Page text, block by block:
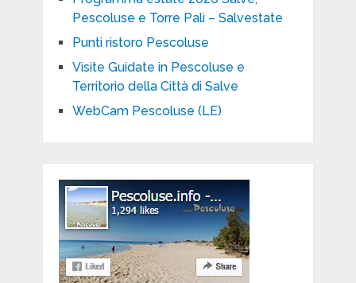
Pescoluse e Torre Pali – Salvestate
Punti ristoro Pescoluse
Visite Guidate in Pescoluse e
Territorio della Città di Salve
WebCam Pescoluse (LE)